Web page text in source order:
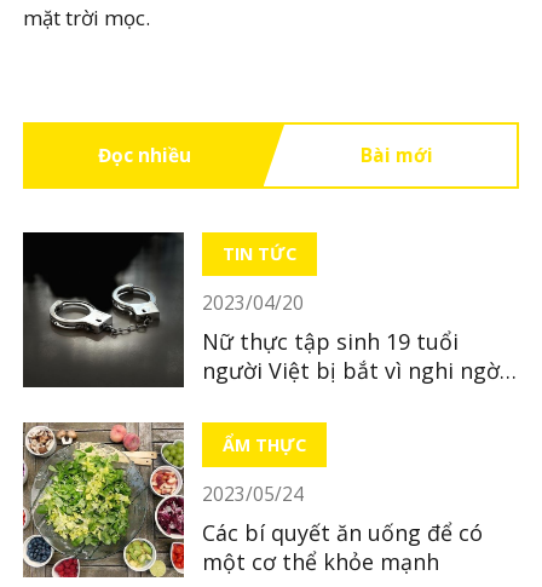
mặt trời mọc.
Đọc nhiều Bài mới
TIN TỨC
2023/04/20
Nữ thực tập sinh 19 tuổi
người Việt bị bắt vì nghi ngờ
ẨM THỰC
2023/05/24
Các bí quyết ăn uống để có
một cơ thể khỏe mạnh